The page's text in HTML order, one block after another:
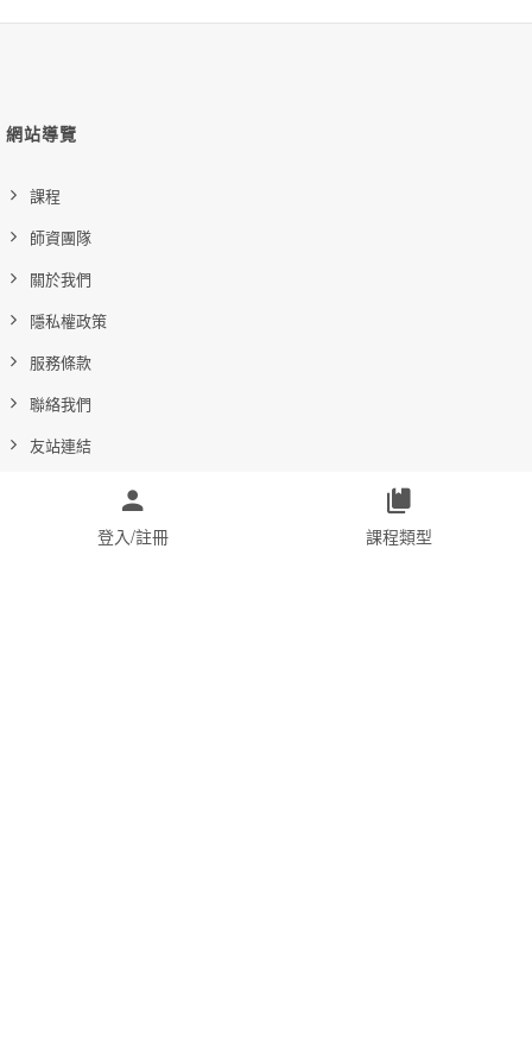
網站導覽
課程
師資團隊
關於我們
隱私權政策
服務條款
聯絡我們
友站連結
登入/註冊 課程類型